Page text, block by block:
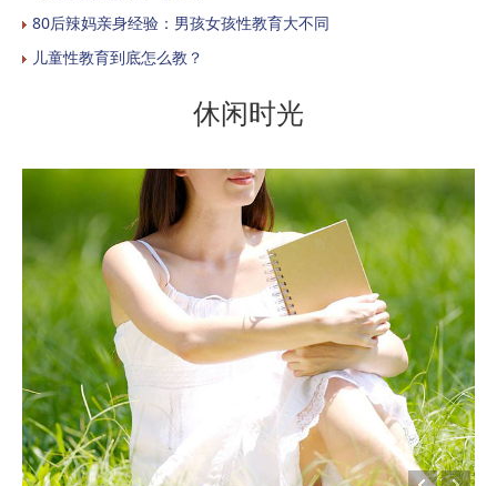
80后辣妈亲身经验：男孩女孩性教育大不同
儿童性教育到底怎么教？
休闲时光